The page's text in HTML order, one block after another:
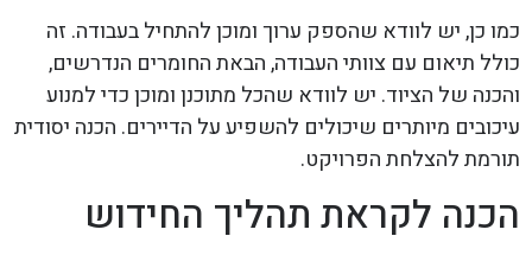
כמו כן, יש לוודא שהספק ערוך ומוכן להתחיל בעבודה. זה
כולל תיאום עם צוותי העבודה, הבאת החומרים הנדרשים,
והכנה של הציוד. יש לוודא שהכל מתוכנן ומוכן כדי למנוע
עיכובים מיותרים שיכולים להשפיע על הדיירים. הכנה יסודית
תורמת להצלחת הפרויקט.
הכנה לקראת תהליך החידוש